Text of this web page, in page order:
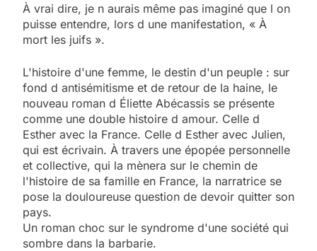
À vrai dire, je n aurais même pas imaginé que l on
puisse entendre, lors d une manifestation, « À
mort les juifs ».
L'histoire d'une femme, le destin d'un peuple : sur
fond d antisémitisme et de retour de la haine, le
nouveau roman d Éliette Abécassis se présente
comme une double histoire d amour. Celle d
Esther avec la France. Celle d Esther avec Julien,
qui est écrivain. À travers une épopée personnelle
et collective, qui la mènera sur le chemin de
l'histoire de sa famille en France, la narratrice se
pose la douloureuse question de devoir quitter son
pays.
Un roman choc sur le syndrome d'une société qui
sombre dans la barbarie.